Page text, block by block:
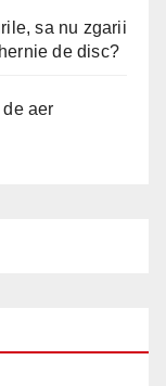
sa nu zgarii
de disc?
aer